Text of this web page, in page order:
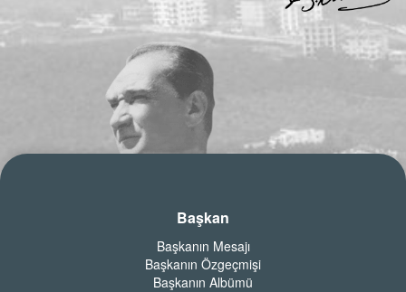
Başkan
Başkanın Mesajı
Başkanın Özgeçmişi
Başkanın Albümü